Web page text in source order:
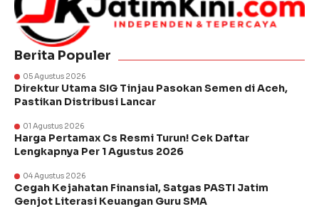
Berita Populer
05 Agustus 2026
Direktur Utama SIG Tinjau Pasokan Semen di Aceh,
Pastikan Distribusi Lancar
01 Agustus 2026
Harga Pertamax Cs Resmi Turun! Cek Daftar
Lengkapnya Per 1 Agustus 2026
04 Agustus 2026
Cegah Kejahatan Finansial, Satgas PASTI Jatim
Genjot Literasi Keuangan Guru SMA